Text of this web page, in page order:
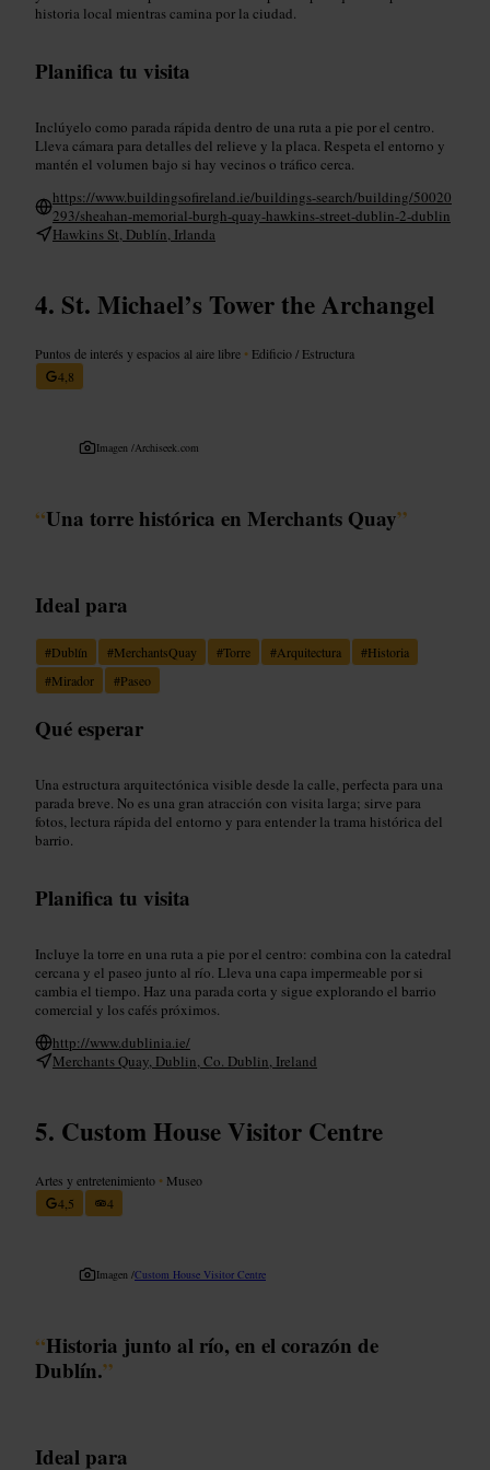
historia local mientras camina por la ciudad.
Planifica tu visita
Inclúyelo como parada rápida dentro de una ruta a pie por el centro.
Lleva cámara para detalles del relieve y la placa. Respeta el entorno y
mantén el volumen bajo si hay vecinos o tráfico cerca.
https://www.buildingsofireland.ie/buildings-search/building/50020
293/sheahan-memorial-burgh-quay-hawkins-street-dublin-2-dublin
Hawkins St, Dublín, Irlanda
St. Michael’s Tower the Archangel
Puntos de interés y espacios al aire libre • Edificio / Estructura
4,8
Imagen /Archiseek.com
“Una torre histórica en Merchants Quay”
Ideal para
#Dublín #MerchantsQuay #Torre #Arquitectura #Historia
#Mirador #Paseo
Qué esperar
Una estructura arquitectónica visible desde la calle, perfecta para una
parada breve. No es una gran atracción con visita larga; sirve para
fotos, lectura rápida del entorno y para entender la trama histórica del
barrio.
Planifica tu visita
Incluye la torre en una ruta a pie por el centro: combina con la catedral
cercana y el paseo junto al río. Lleva una capa impermeable por si
cambia el tiempo. Haz una parada corta y sigue explorando el barrio
comercial y los cafés próximos.
http://www.dublinia.ie/
Merchants Quay, Dublin, Co. Dublin, Ireland
Custom House Visitor Centre
Artes y entretenimiento • Museo
4,5
4
Imagen /Custom House Visitor Centre
“Historia junto al río, en el corazón de
Dublín.”
Ideal para